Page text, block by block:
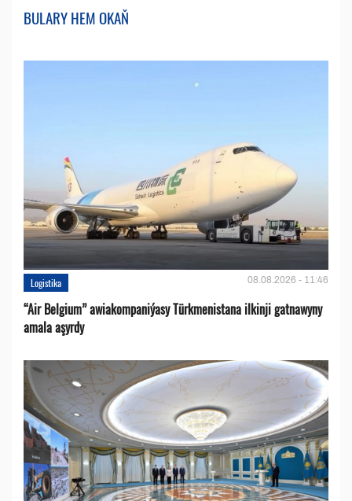
BULARY HEM OKAŇ
Logistika 08.08.2026 - 11:46
“Air Belgium” awiakompaniýasy Türkmenistana ilkinji gatnawyny
amala aşyrdy